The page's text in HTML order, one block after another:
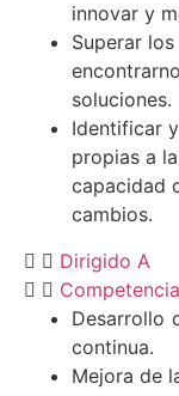
innovar y
Superar
soluciones.
Identificar
propias a
capacidad
cambios.
Dirigido A
Desarrollo
continua.
Mejora de